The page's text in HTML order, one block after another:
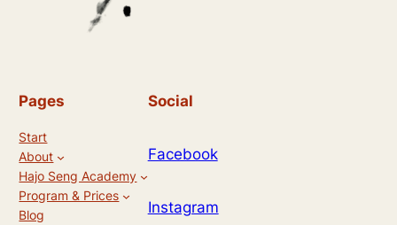
Pages
Start
About
Hajo Seng Academy
Program & Prices
Blog
Social
Facebook
Instagram